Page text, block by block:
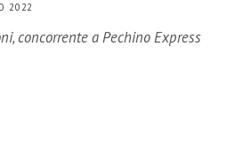
2022
concorrente a Pechino Express